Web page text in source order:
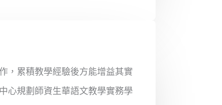
，累積教學經驗後方能增益其實
心規劃師資生華語文教學實務學